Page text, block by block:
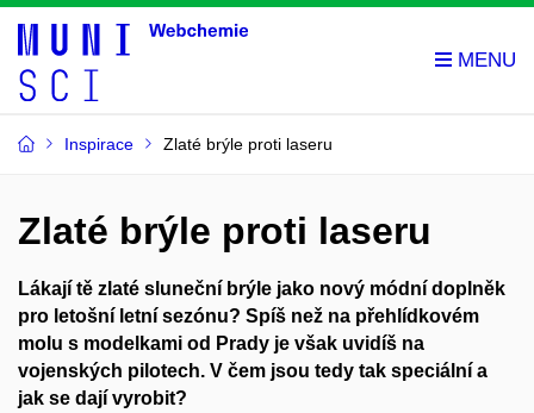
Inspirace Zlaté brýle proti laseru
Zlaté brýle proti laseru
Lákají tě zlaté sluneční brýle jako nový módní doplněk
pro letošní letní sezónu? Spíš než na přehlídkovém
molu s modelkami od Prady je však uvidíš na
vojenských pilotech. V čem jsou tedy tak speciální a
jak se dají vyrobit?